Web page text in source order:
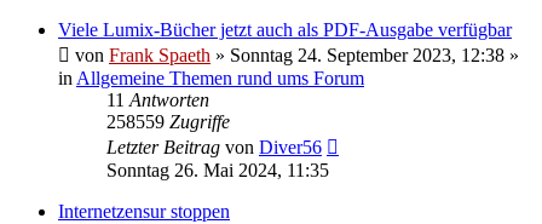
Viele Lumix-Bücher jetzt auch als PDF-Ausgabe verfügbar
von Frank Spaeth » Sonntag 24. September 2023, 12:38 »
in Allgemeine Themen rund ums Forum
11 Antworten
258559 Zugriffe
Letzter Beitrag von Diver56
Sonntag 26. Mai 2024, 11:35
Internetzensur stoppen